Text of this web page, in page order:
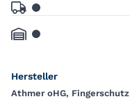
Hersteller
Athmer oHG, Fingerschutz